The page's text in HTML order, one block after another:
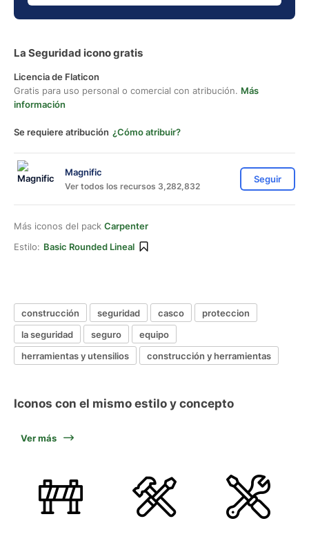
La Seguridad icono gratis
Licencia de Flaticon
Gratis para uso personal o comercial con atribución. Más
información
Se requiere atribución ¿Cómo atribuir?
Magnific
Ver todos los recursos 3,282,832
Seguir
Más iconos del pack Carpenter
Estilo: Basic Rounded Lineal
construcción seguridad casco
proteccion
la seguridad
seguro
equipo
herramientas y utensilios
construcción y herramientas
Iconos con el mismo estilo y concepto
Ver más